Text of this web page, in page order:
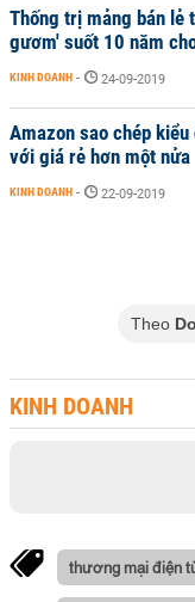
Thống trị mảng bán lẻ
gươm' suốt 10 năm
KINH DOANH - 24-09-2019
Amazon sao chép
với giá rẻ hơn một nửa
KINH DOANH - 22-09-2019
Theo
KINH DOANH
thương mại điện